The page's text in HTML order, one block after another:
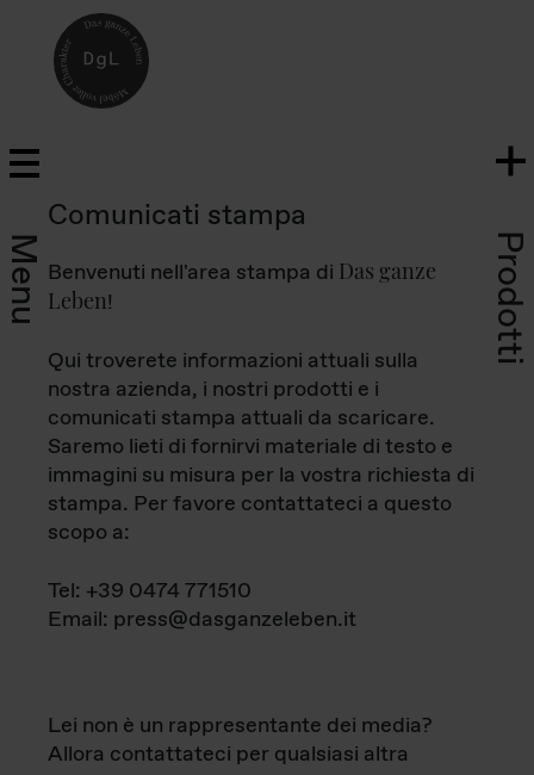
Menu Prodotti
Comunicati stampa
Benvenuti nell'area stampa di Das ganze
Leben!
Qui troverete informazioni attuali sulla
nostra azienda, i nostri prodotti e i
comunicati stampa attuali da scaricare.
Saremo lieti di fornirvi materiale di testo e
immagini su misura per la vostra richiesta di
stampa. Per favore contattateci a questo
scopo a:
Tel: +39 0474 771510
Email: press@dasganzeleben.it
Lei non è un rappresentante dei media?
Allora contattateci per qualsiasi altra